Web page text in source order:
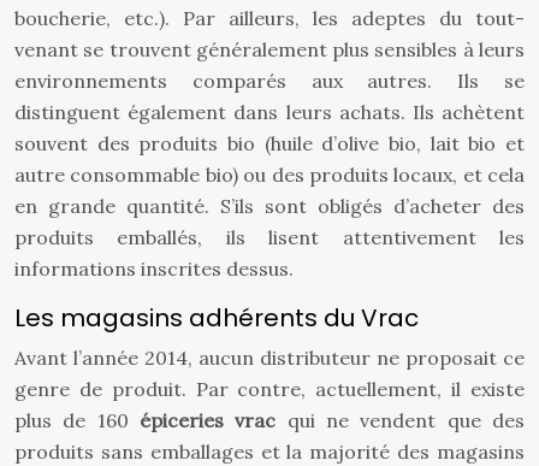
boucherie, etc.). Par ailleurs, les adeptes du tout-
venant se trouvent généralement plus sensibles à leurs
environnements comparés aux autres. Ils se
distinguent également dans leurs achats. Ils achètent
souvent des produits bio (huile d’olive bio, lait bio et
autre consommable bio) ou des produits locaux, et cela
en grande quantité. S’ils sont obligés d’acheter des
produits emballés, ils lisent attentivement les
informations inscrites dessus.
Les magasins adhérents du Vrac
Avant l’année 2014, aucun distributeur ne proposait ce
genre de produit. Par contre, actuellement, il existe
plus de 160 épiceries vrac qui ne vendent que des
produits sans emballages et la majorité des magasins